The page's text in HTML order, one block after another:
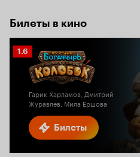
Билеты в кино
Билеты
Рейтинг
Кинопоиска
1.6
Гарик Харламов, Дмитрий
Журавлев, Мила Ершова